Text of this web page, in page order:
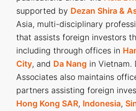
supported by Dezan Shira &
Asia, multi-disciplinary
that assists foreign investors
including through offices in
City, and Da Nang in Vietnam.
Associates also maintains
partners assisting foreign
Hong Kong SAR, Indonesia,